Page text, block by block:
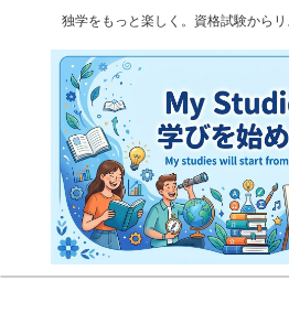
独学をもっと楽しく。資格試験から